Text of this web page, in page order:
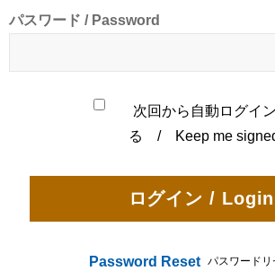
パスワード / Password
次回から自動ログイ
る / Keep me
Password Reset パスワードリ